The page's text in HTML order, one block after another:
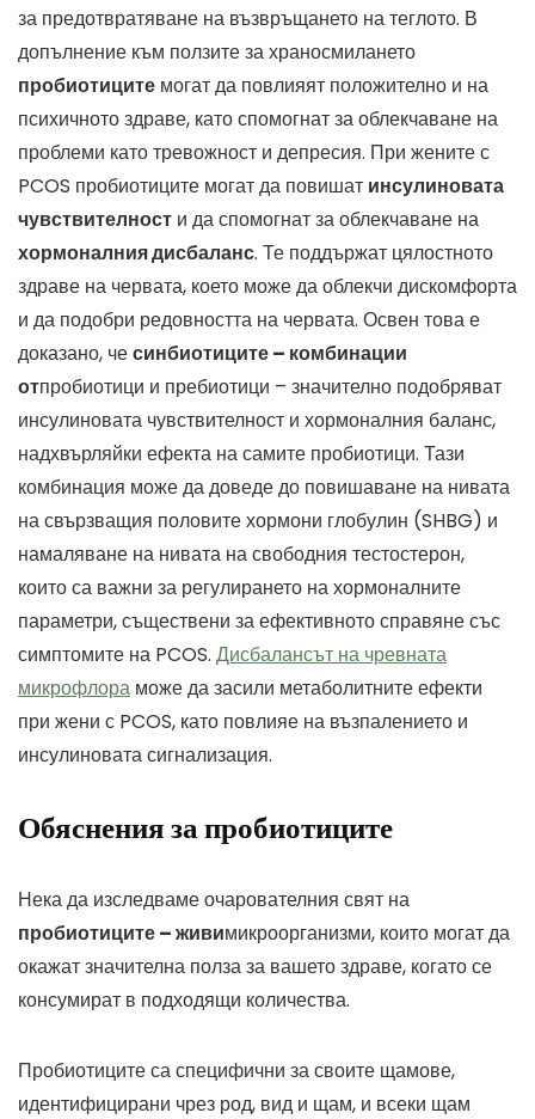
за предотвратяване на възвръщането на теглото. В
допълнение към ползите за храносмилането
пробиотиците могат да повлияят положително и на
психичното здраве, като спомогнат за облекчаване на
проблеми като тревожност и депресия. При жените с
PCOS пробиотиците могат да повишат инсулиновата
чувствителност и да спомогнат за облекчаване на
хормоналния дисбаланс. Те поддържат цялостното
здраве на червата, което може да облекчи дискомфорта
и да подобри редовността на червата. Освен това е
доказано, чесинбиотиците – комбинации
отпробиотици и пребиотици – значително подобряват
инсулиновата чувствителност и хормоналния баланс,
надхвърляйки ефекта на самите пробиотици. Тази
комбинация може да доведе до повишаване на нивата
на свързващия половите хормони глобулин (SHBG) и
намаляване на нивата на свободния тестостерон,
които са важни за регулирането на хормоналните
параметри, съществени за ефективното справяне със
симптомите на PCOS. Дисбалансът на чревната
микрофлора може да засили метаболитните ефекти
при жени с PCOS, като повлияе на възпалението и
инсулиновата сигнализация.
Обяснения за пробиотиците
Нека да изследваме очарователния свят на
пробиотиците – живимикроорганизми, които могат да
окажат значителна полза за вашето здраве, когато се
консумират в подходящи количества.
Пробиотиците са специфични за своите щамове,
идентифицирани чрез род, вид и щам, и всеки щам